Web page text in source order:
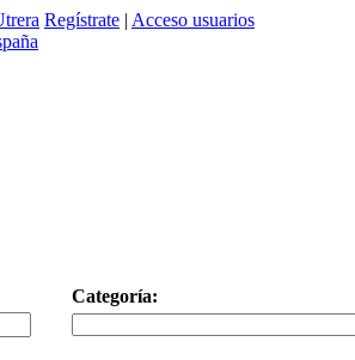
Regístrate | Acceso usuarios
Categoría: